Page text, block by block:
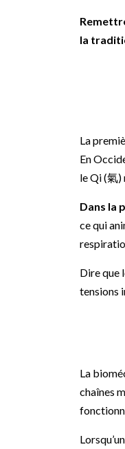
la
La
En
le Qi (氣)
Dans la
ce qui
Dire que
tensions
La
chaînes